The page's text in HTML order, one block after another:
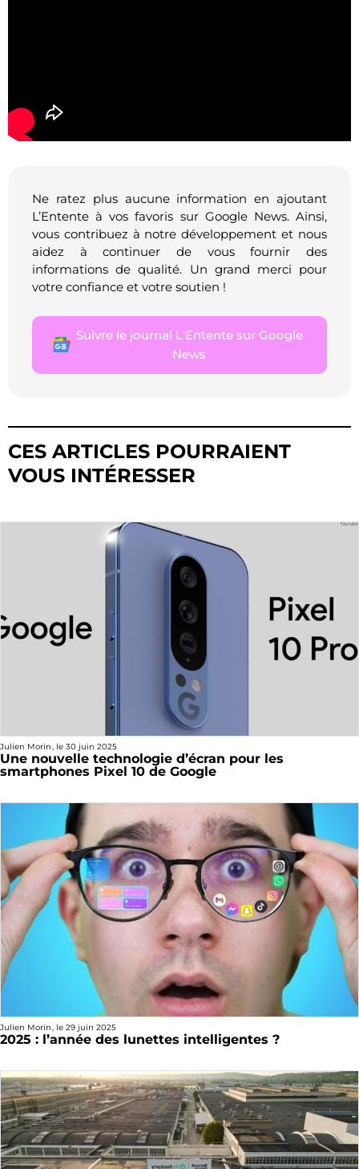
Ne ratez plus aucune information en ajoutant
L’Entente à vos favoris sur Google News. Ainsi,
vous contribuez à notre développement et nous
aidez à continuer de vous fournir des
informations de qualité. Un grand merci pour
votre confiance et votre soutien !
Suivre le journal L'Entente sur Google
News
CES ARTICLES POURRAIENT
VOUS INTÉRESSER
Julien Morin, le 30 juin 2025
Une nouvelle technologie d’écran pour les
smartphones Pixel 10 de Google
Julien Morin, le 29 juin 2025
2025 : l’année des lunettes intelligentes ?